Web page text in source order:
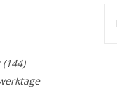
(144)